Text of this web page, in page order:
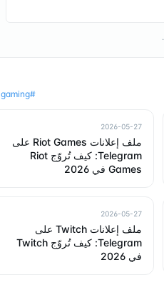
#
gaming
2026-05-27
ملف إعلانات Riot Games على
Telegram: كيف تُروّج Riot
Games في 2026
2026-05-27
ملف إعلانات Twitch على
Telegram: كيف تُروّج Twitch
في 2026